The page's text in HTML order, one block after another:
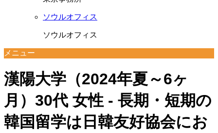
ソウルオフィス
ソウルオフィス
メニュー
漢陽大学（2024年夏～6ヶ
月）30代 女性 - 長期・短期の
韓国留学は日韓友好協会にお